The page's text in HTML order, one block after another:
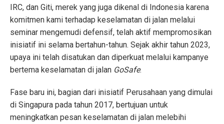
IRC, dan Giti, merek yang juga dikenal di Indonesia karena
komitmen kami terhadap keselamatan di jalan melalui
seminar mengemudi defensif, telah aktif mempromosikan
inisiatif ini selama bertahun-tahun. Sejak akhir tahun 2023,
upaya ini telah disatukan dan diperkuat melalui kampanye
bertema keselamatan di jalan GoSafe.
Fase baru ini, bagian dari inisiatif Perusahaan yang dimulai
di Singapura pada tahun 2017, bertujuan untuk
meningkatkan pesan keselamatan di jalan melebihi